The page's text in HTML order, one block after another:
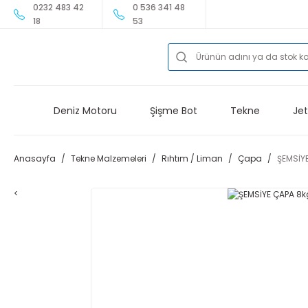
0232 483 42
18
0 536 341 48
53
Deniz Motoru Şişme Bot Tekne
Anasayfa Tekne Malzemeleri Rıhtım / Liman Çapa
<